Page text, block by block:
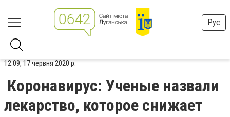
Рус
12:09, 17 червня 2020 р.
Коронавирус: Ученые назвали
лекарство, которое снижает